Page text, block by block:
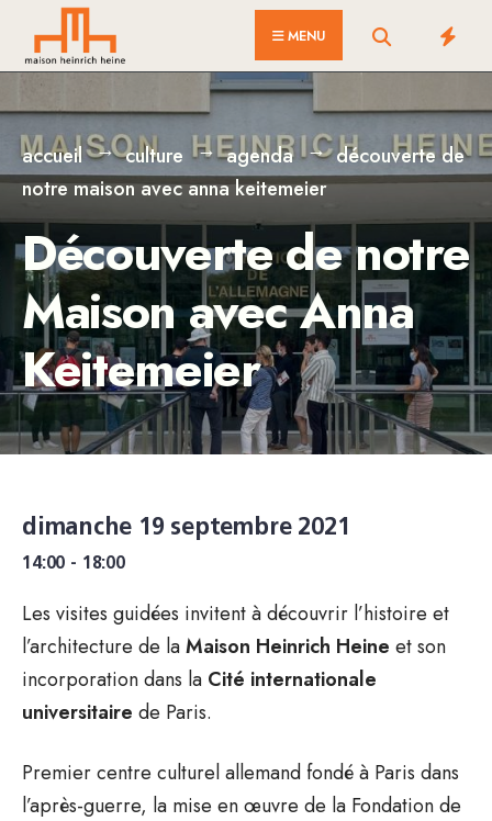
content
MENU
accueil culture agenda
découverte de
notre maison avec anna keitemeier
Découverte de notre
Maison avec Anna
Keitemeier
dimanche 19 septembre 2021
14:00 - 18:00
Les visites guidées invitent à découvrir l’histoire et
l’architecture de laMaison Heinrich Heine et son
incorporation dans la Cité internationale
universitaire de Paris.
Premier centre culturel allemand fondé à Paris dans
l’après-guerre, la mise en œuvre de la Fondation de